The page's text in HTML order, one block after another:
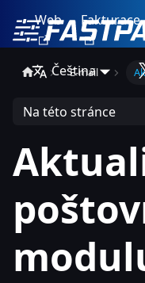
Web Fakturace
Čeština
E-mail
Na této stránce